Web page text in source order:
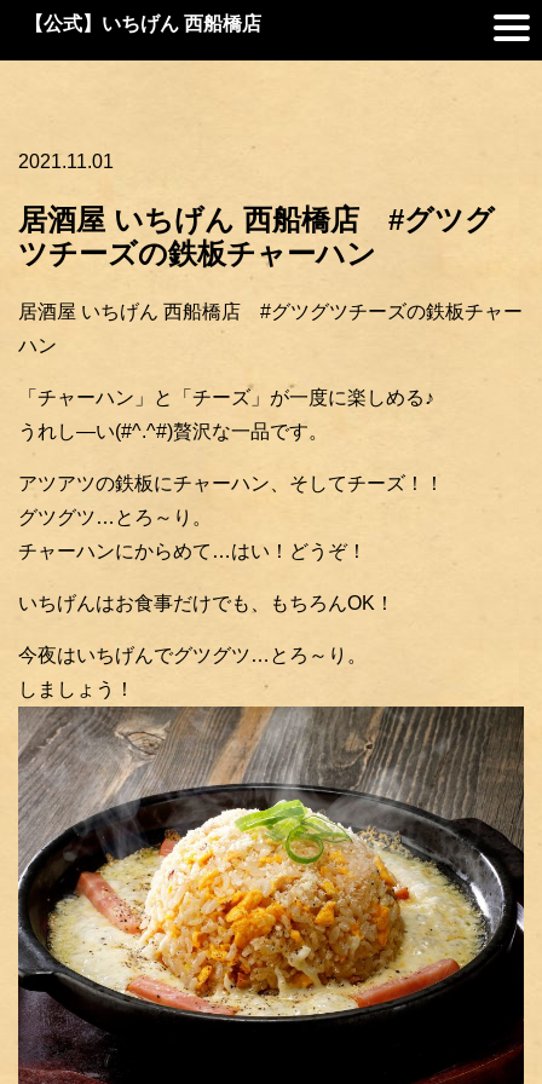
【公式】いちげん 西船橋店
2021.11.01
居酒屋 いちげん 西船橋店 #グツグ
ツチーズの鉄板チャーハン
居酒屋 いちげん 西船橋店 #グツグツチーズの鉄板チャー
ハン
「チャーハン」と「チーズ」が一度に楽しめる♪
うれし―い(#^.^#)贅沢な一品です。
アツアツの鉄板にチャーハン、そしてチーズ！！
グツグツ…とろ～り。
チャーハンにからめて…はい！どうぞ！
いちげんはお食事だけでも、もちろんOK！
今夜はいちげんでグツグツ…とろ～り。
しましょう！